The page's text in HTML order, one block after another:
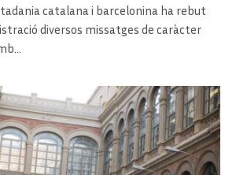
catalana i barcelonina ha rebut
diversos missatges de caràcter